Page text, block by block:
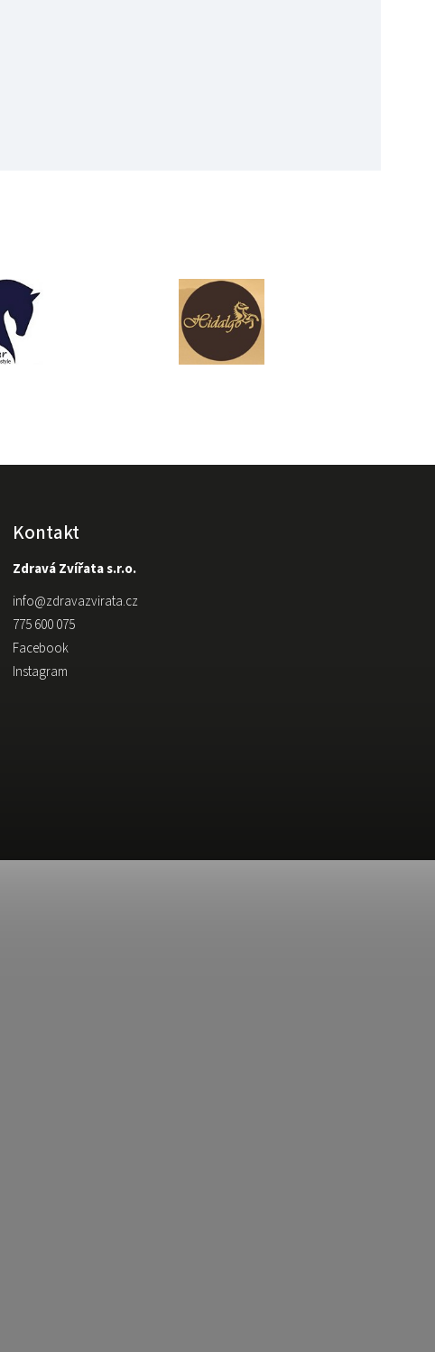
Kontakt
Zdravá Zvířata s.r.o.
info@zdravazvirata.cz
775 600 075
Facebook
Instagram